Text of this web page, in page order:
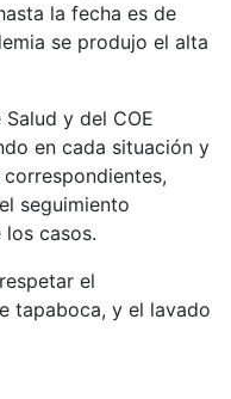
la fecha es de
se produjo el alta
y del COE
en cada situación y
seguimiento
casos.
el
tapaboca, y el lavado